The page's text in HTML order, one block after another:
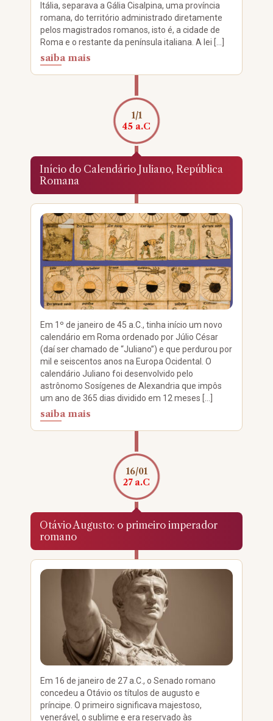
Itália, separava a Gália Cisalpina, uma província
romana, do território administrado diretamente
pelos magistrados romanos, isto é, a cidade de
Roma e o restante da península italiana. A lei […]
saiba mais
Início do Calendário Juliano, República
Romana
1/1
45 a.C
Em 1º de janeiro de 45 a.C., tinha início um novo
calendário em Roma ordenado por Júlio César
(daí ser chamado de “Juliano”) e que perdurou por
mil e seiscentos anos na Europa Ocidental. O
calendário Juliano foi desenvolvido pelo
astrônomo Sosígenes de Alexandria que impôs
um ano de 365 dias dividido em 12 meses […]
saiba mais
Otávio Augusto: o primeiro imperador
romano
16/01
27 a.C
Em 16 de janeiro de 27 a.C., o Senado romano
concedeu a Otávio os títulos de augusto e
príncipe. O primeiro significava majestoso,
venerável, o sublime e era reservado às